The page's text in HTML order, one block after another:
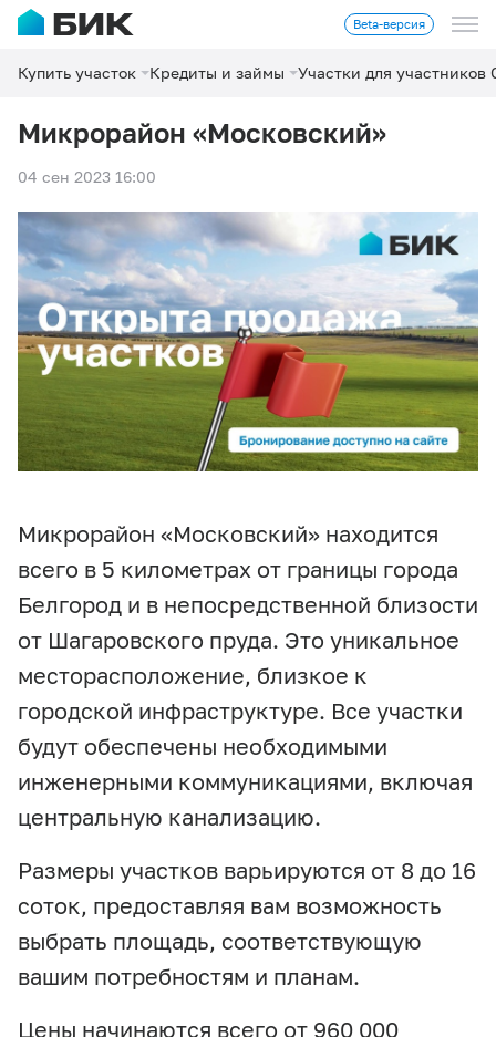
Beta-версия
Купить участок Кредиты и займы Участки для участников
Микрорайон «Московский»
04 сен 2023 16:00
Микрорайон «Московский» находится
всего в 5 километрах от границы города
Белгород и в непосредственной близости
от Шагаровского пруда. Это уникальное
месторасположение, близкое к
городской инфраструктуре. Все участки
будут обеспечены необходимыми
инженерными коммуникациями, включая
центральную канализацию.
Размеры участков варьируются от 8 до 16
соток, предоставляя вам возможность
выбрать площадь, соответствующую
вашим потребностям и планам.
Цены начинаются всего от 960 000